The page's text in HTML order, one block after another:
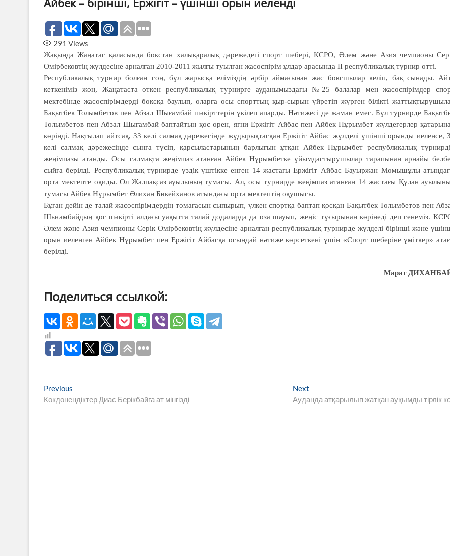
291 Views
Жақында Жаңатас қаласында бокстан халықаралық дәрежедегі спорт шебері, КСРО, Әлем және Азия чемпионы
Өмірбековтің жүлдесіне арналған 2010-2011 жылғы туылған жасөспірім ұлдар арасында II республикалық турнир өтті.
Республикалық турнир болған соң, бұл жарысқа еліміздің әрбір аймағынан жас боксшылар келіп, бақ сынады.
кеткеніміз жөн, Жаңатаста өткен республикалық турнирге ауданымыздағы №25 балалар мен жасөспірімдер
мектебінде жасөспірімдерді боксқа баулып, оларға осы спорттың қыр-сырын үйретіп жүрген білікті
Бақытбек Толымбетов пен Абзал Шығамбай шәкірттерін үкілеп апарды. Нәтижесі де жаман емес. Бұл турнирде
Толымбетов пен Абзал Шығамбай баптайтын қос өрен, яғни Ержігіт Айбас пен Айбек Нұрымбет жүлдегерлер
көрінді. Нақтылап айтсақ, 33 келі салмақ дәрежесінде жұдырықтасқан Ержігіт Айбас жүлделі үшінші орынды иеленсе,
келі салмақ дәрежесінде сынға түсіп, қарсыластарының барлығын ұтқан Айбек Нұрымбет республикалық
жеңімпазы атанды. Осы салмақта жеңімпаз атанған Айбек Нұрымбетке ұйымдастырушылар тарапынан арнайы
сыйға берілді. Республикалық турнирде үздік үштікке енген 14 жастағы Ержігіт Айбас Бауыржан Момышұлы
орта мектепте оқиды. Ол Жалпақсаз ауылының тумасы. Ал, осы турнирде жеңімпаз атанған 14 жастағы Құлан
тумасы Айбек Нұрымбет Әлихан Бөкейханов атындағы орта мектептің оқушысы.
Бұған дейін де талай жасөспірімдердің томағасын сыпырып, үлкен спортқа баптап қосқан Бақытбек Толымбетов пен
Шығамбайдың қос шәкірті алдағы уақытта талай додаларда да оза шауып, жеңіс тұғырынан көрінеді деп сенеміз.
Әлем және Азия чемпионы Серік Өмірбековтің жүлдесіне арналған республикалық турнирде жүлделі бірінші және
орын иеленген Айбек Нұрымбет пен Ержігіт Айбасқа осындай нәтиже көрсеткені үшін «Спорт шеберіне үміткер»
берілді.
Марат
Поделиться ссылкой:
Навигация
по
Previous
post:
Көкдөнендіктер Диас Берікбайға ат мінгізді
Next
post:
Ауданда атқарылып жатқан ауқымды тірлік